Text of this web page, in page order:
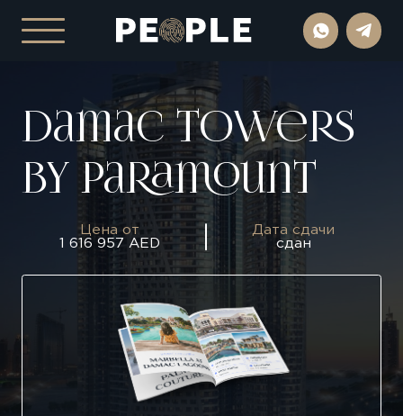
Damac Towers
By Paramount
Цена от
1 616 957 AED
Дата сдачи
сдан